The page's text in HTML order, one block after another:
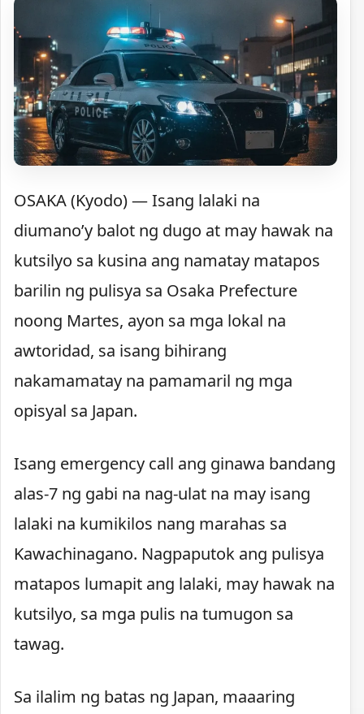
OSAKA (Kyodo) — Isang lalaki na
diumano’y balot ng dugo at may hawak na
kutsilyo sa kusina ang namatay matapos
barilin ng pulisya sa Osaka Prefecture
noong Martes, ayon sa mga lokal na
awtoridad, sa isang bihirang
nakamamatay na pamamaril ng mga
opisyal sa Japan.
Isang emergency call ang ginawa bandang
alas-7 ng gabi na nag-ulat na may isang
lalaki na kumikilos nang marahas sa
Kawachinagano. Nagpaputok ang pulisya
matapos lumapit ang lalaki, may hawak na
kutsilyo, sa mga pulis na tumugon sa
tawag.
Sa ilalim ng batas ng Japan, maaaring